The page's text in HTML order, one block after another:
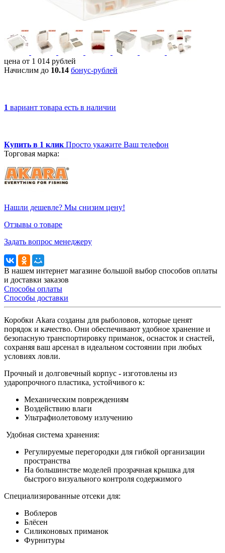
цена от 1 014 рублей
Начислим до 10.14 бонус-рублей
1 вариант товара есть в наличии
Купить в 1 клик Просто укажите Ваш телефон
Торговая марка:
Нашли дешевле? Мы снизим цену!
Отзывы о товаре
Задать вопрос менеджеру
В нашем интернет магазине большой выбор способов оплаты
и доставки заказов
Способы оплаты
Способы доставки
Коробки Akara созданы для рыболовов, которые ценят
порядок и качество. Они обеспечивают удобное хранение и
безопасную транспортировку приманок, оснасток и снастей,
сохраняя ваш арсенал в идеальном состоянии при любых
условиях ловли.
Прочный и долговечный корпус - изготовлены из
ударопрочного пластика, устойчивого к:
Механическим повреждениям
Воздействию влаги
Ультрафиолетовому излучению
Удобная система хранения:
Регулируемые перегородки для гибкой организации
пространства
На большинстве моделей прозрачная крышка для
быстрого визуального контроля содержимого
Специализированные отсеки для:
Воблеров
Блёсен
Силиконовых приманок
Фурнитуры